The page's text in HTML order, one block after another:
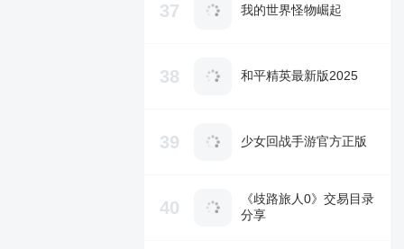
37 我的世界怪物崛起
38 和平精英最新版2025
39 少女回战手游官方正版
40
《歧路旅人0》交易目录
分享